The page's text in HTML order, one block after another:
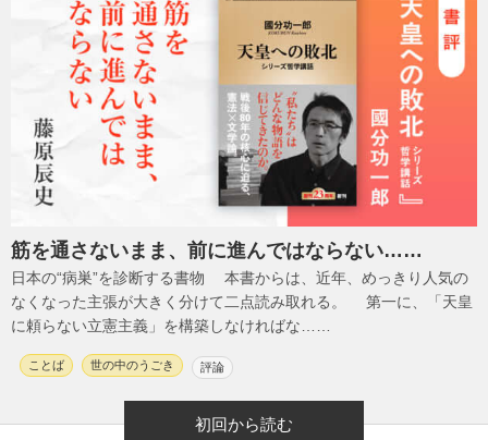
筋を通さないまま、前に進んではならない……
日本の“病巣”を診断する書物 本書からは、近年、めっきり人気の
なくなった主張が大きく分けて二点読み取れる。 第一に、「天皇
に頼らない立憲主義」を構築しなければな……
ことば 世の中のうごき 評論
初回から読む